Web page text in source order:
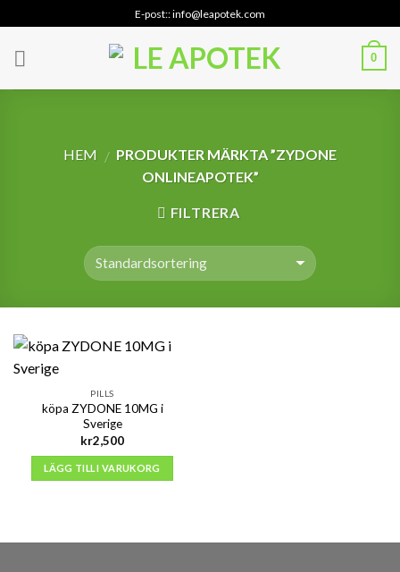
to
content
E-post:: info@leapotek.com
0
HEM / PRODUKTER MÄRKTA ”ZYDONE
ONLINEAPOTEK”
FILTRERA
PILLS
köpa ZYDONE 10MG i
Sverige
kr2,500
LÄGG TILL I VARUKORG